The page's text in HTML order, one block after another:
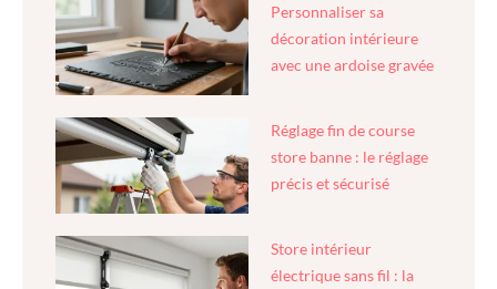
Personnaliser sa
décoration intérieure
avec une ardoise gravée
Réglage fin de course
store banne : le réglage
précis et sécurisé
Store intérieur
électrique sans fil : la